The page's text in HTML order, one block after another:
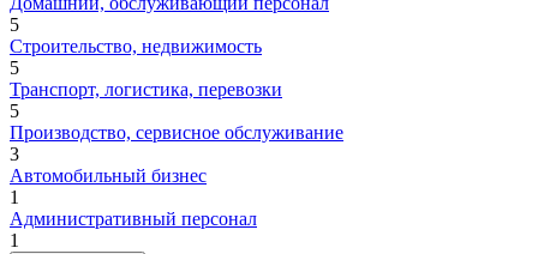
5
Строительство, недвижимость
5
Транспорт, логистика, перевозки
5
Производство, сервисное обслуживание
3
Автомобильный бизнес
1
Административный персонал
1